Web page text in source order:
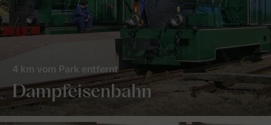
Dampfeisenbahn
4 km vom Park entfernt